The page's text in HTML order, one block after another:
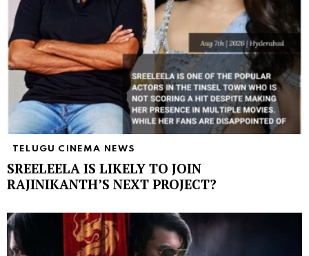
TELUGU CINEMA NEWS
SREELEELA IS LIKELY TO JOIN
RAJINIKANTH’S NEXT PROJECT?